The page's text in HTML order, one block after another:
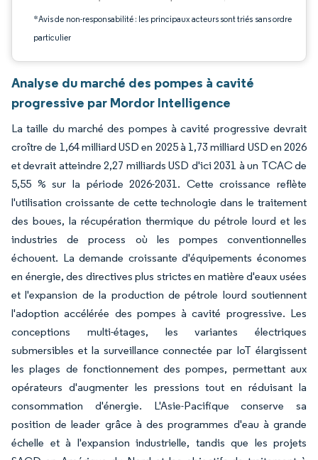
*Avis de non-responsabilité : les principaux acteurs sont triés sans ordre
particulier
Analyse du marché des pompes à cavité
progressive par Mordor Intelligence
La taille du marché des pompes à cavité progressive devrait
croître de 1,64 milliard USD en 2025 à 1,73 milliard USD en 2026
et devrait atteindre 2,27 milliards USD d'ici 2031 à un TCAC de
5,55 % sur la période 2026-2031. Cette croissance reflète
l'utilisation croissante de cette technologie dans le traitement
des boues, la récupération thermique du pétrole lourd et les
industries de process où les pompes conventionnelles
échouent. La demande croissante d'équipements économes
en énergie, des directives plus strictes en matière d'eaux usées
et l'expansion de la production de pétrole lourd soutiennent
l'adoption accélérée des pompes à cavité progressive. Les
conceptions multi-étages, les variantes électriques
submersibles et la surveillance connectée par IoT élargissent
les plages de fonctionnement des pompes, permettant aux
opérateurs d'augmenter les pressions tout en réduisant la
consommation d'énergie. L'Asie-Pacifique conserve sa
position de leader grâce à des programmes d'eau à grande
échelle et à l'expansion industrielle, tandis que les projets